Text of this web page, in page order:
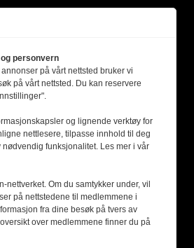
personvern
på vårt nettsted bruker vi
på vårt nettsted. Du kan reservere
og lignende verktøy for
nettlesere, tilpasse innhold til deg
funksjonalitet. Les mer i vår
nettverket. Om du samtykker under, vil
på nettstedene til medlemmene i
fra dine besøk på tvers av
over medlemmene finner du på